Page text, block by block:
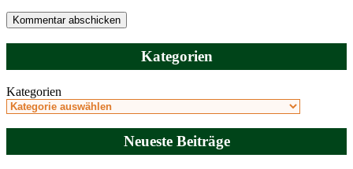
Kategorien
Kategorien
Neueste Beiträge